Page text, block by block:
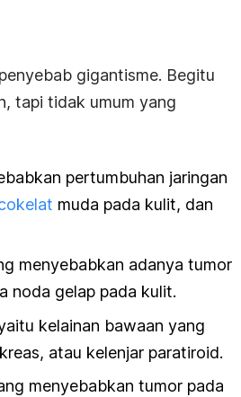
gigantisme. Begitu
tapi tidak umum yang
pertumbuhan jaringan
muda pada kulit, dan
menyebabkan adanya tumor
noda gelap pada kulit.
kelainan bawaan yang
atau kelenjar paratiroid.
menyebabkan tumor pada